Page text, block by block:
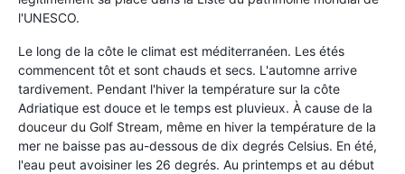
l'UNESCO.
Le long de la côte le climat est méditerranéen. Les étés
commencent tôt et sont chauds et secs. L'automne arrive
tardivement. Pendant l'hiver la température sur la côte
Adriatique est douce et le temps est pluvieux. À cause de la
douceur du Golf Stream, même en hiver la température de la
mer ne baisse pas au-dessous de dix degrés Celsius. En été,
l'eau peut avoisiner les 26 degrés. Au printemps et au début